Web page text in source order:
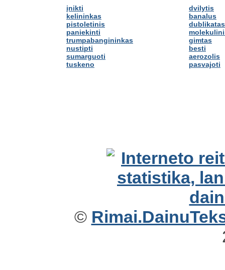
įnikti
kelininkas
pistoletinis
paniekinti
trumpabangininkas
nustipti
sumarguoti
tuskeno
dvilytis
banalus
dublikatas
gimtas
besti
aerozolis
pasvajoti
©